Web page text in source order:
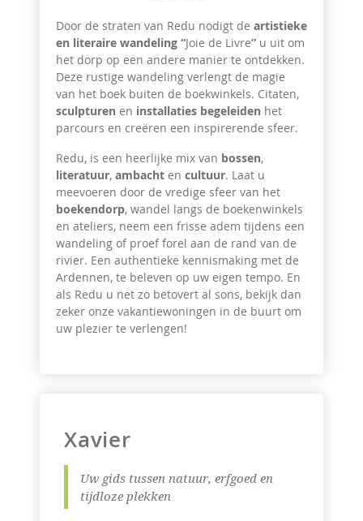
Door de straten van Redu nodigt de artistieke
en literaire wandeling “Joie de Livre” u uit om
het dorp op een andere manier te ontdekken.
Deze rustige wandeling verlengt de magie
van het boek buiten de boekwinkels. Citaten,
sculpturen en installaties begeleiden het
parcours en creëren een inspirerende sfeer.
Redu, is een heerlijke mix van bossen,
literatuur, ambacht en cultuur. Laat u
meevoeren door de vredige sfeer van het
boekendorp, wandel langs de boekenwinkels
en ateliers, neem een frisse adem tijdens een
wandeling of proef forel aan de rand van de
rivier. Een authentieke kennismaking met de
Ardennen, te beleven op uw eigen tempo. En
als Redu u net zo betovert al sons, bekijk dan
zeker onze vakantiewoningen in de buurt om
uw plezier te verlengen!
Xavier
Uw gids tussen natuur, erfgoed en
tijdloze plekken